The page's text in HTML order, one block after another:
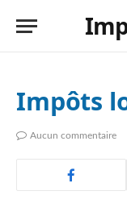
Impôts
Aucun commentaire